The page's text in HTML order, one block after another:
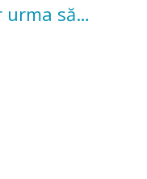
urma să
an